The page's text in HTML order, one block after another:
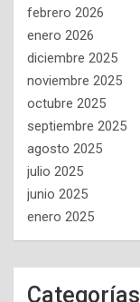
febrero 2026
enero 2026
diciembre 2025
noviembre 2025
octubre 2025
septiembre 2025
agosto 2025
julio 2025
junio 2025
enero 2025
Categorías